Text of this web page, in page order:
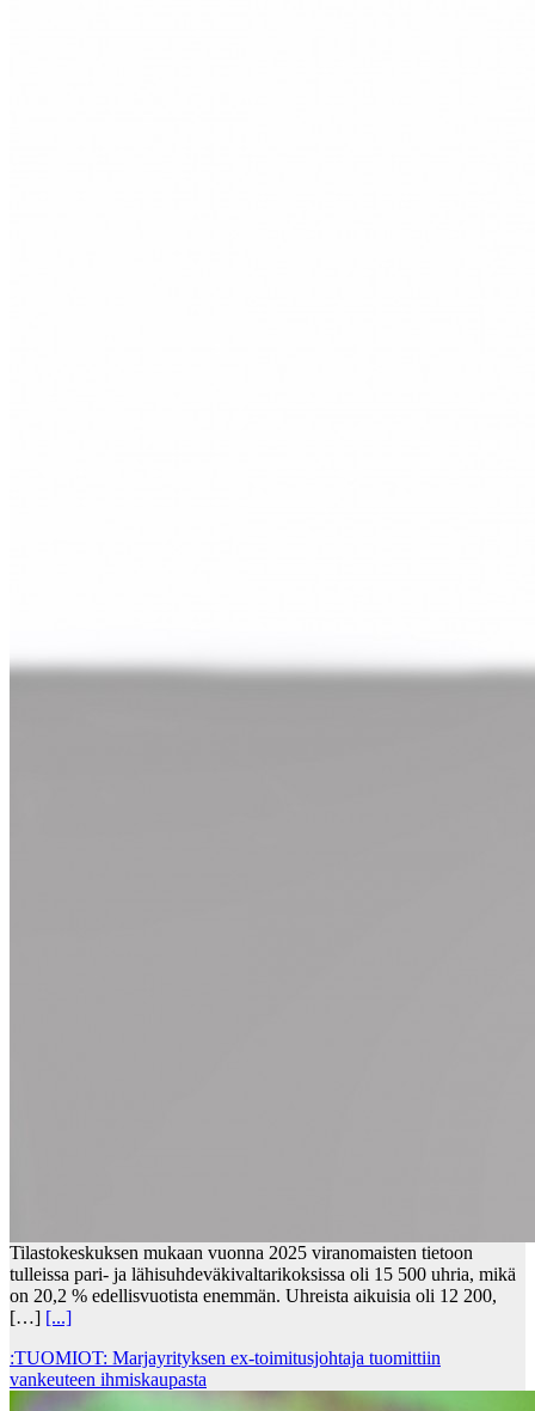
Tilastokeskuksen mukaan vuonna 2025 viranomaisten tietoon
tulleissa pari- ja lähisuhdeväkivaltarikoksissa oli 15 500 uhria, mikä
on 20,2 % edellisvuotista enemmän. Uhreista aikuisia oli 12 200,
[…] [...]
:TUOMIOT: Marjayrityksen ex-toimitusjohtaja tuomittiin
vankeuteen ihmiskaupasta